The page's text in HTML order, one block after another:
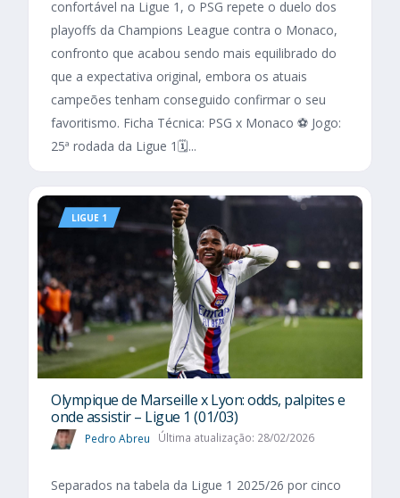
confortável na Ligue 1, o PSG repete o duelo dos
playoffs da Champions League contra o Monaco,
confronto que acabou sendo mais equilibrado do
que a expectativa original, embora os atuais
campeões tenham conseguido confirmar o seu
favoritismo. Ficha Técnica: PSG x Monaco ⚽ Jogo:
25ª rodada da Ligue 1🗓️...
LIGUE 1
Olympique de Marseille x Lyon: odds, palpites e
onde assistir – Ligue 1 (01/03)
Pedro Abreu Última atualização: 28/02/2026
Separados na tabela da Ligue 1 2025/26 por cinco